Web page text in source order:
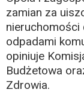
zamian za
nieruchomości
odpadami
opiniuje
Budżetowa
Zdrowia.